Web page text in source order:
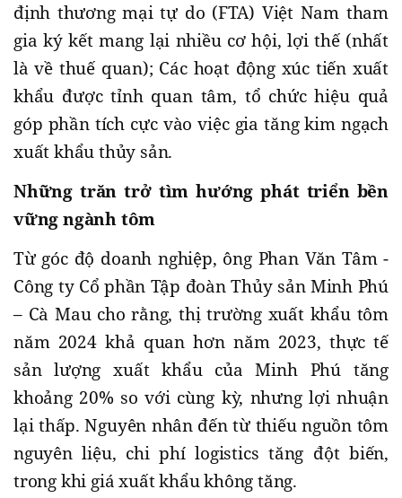
định thương mại tự do (FTA) Việt Nam tham
gia ký kết mang lại nhiều cơ hội, lợi thế (nhất
là về thuế quan); Các hoạt động xúc tiến xuất
khẩu được tỉnh quan tâm, tổ chức hiệu quả
góp phần tích cực vào việc gia tăng kim ngạch
xuất khẩu thủy sản.
Những trăn trở tìm hướng phát triển bền
vững ngành tôm
Từ góc độ doanh nghiệp, ông Phan Văn Tâm -
Công ty Cổ phần Tập đoàn Thủy sản Minh Phú
– Cà Mau cho rằng, thị trường xuất khẩu tôm
năm 2024 khả quan hơn năm 2023, thực tế
sản lượng xuất khẩu của Minh Phú tăng
khoảng 20% so với cùng kỳ, nhưng lợi nhuận
lại thấp. Nguyên nhân đến từ thiếu nguồn tôm
nguyên liệu, chi phí logistics tăng đột biến,
trong khi giá xuất khẩu không tăng.